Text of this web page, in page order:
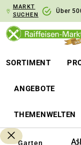
Zur
MARKT
SUCHEN
Über
SORTIMENT
ANGEBOTE
THEMENWELTEN
Garten